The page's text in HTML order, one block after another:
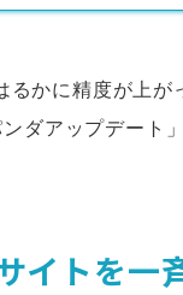
かに精度が上
ダアップデート
イトを一